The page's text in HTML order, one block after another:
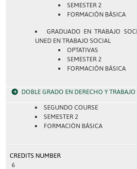
SEMESTER 2
FORMACIÓN BÁSICA
GRADUADO EN TRABAJO
UNED EN TRABAJO SOCIAL
OPTATIVAS
SEMESTER 2
FORMACIÓN BÁSICA
DOBLE GRADO EN DERECHO Y
SEGUNDO COURSE
SEMESTER 2
FORMACIÓN BÁSICA
CREDITS NUMBER
6